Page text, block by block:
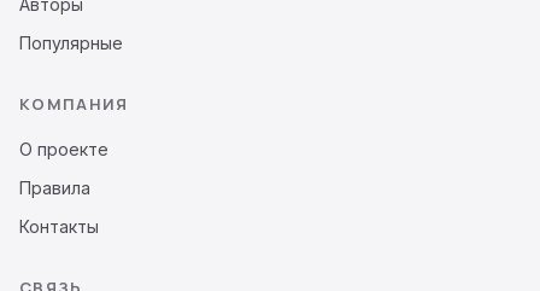
Популярные
КОМПАНИЯ
О проекте
Правила
Контакты